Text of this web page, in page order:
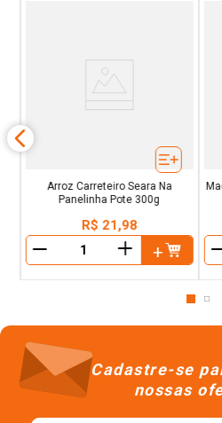
Arroz Carreteiro Seara Na
Panelinha Pote 300g
R$ 21,98
＋
Cadastre-se
nossas